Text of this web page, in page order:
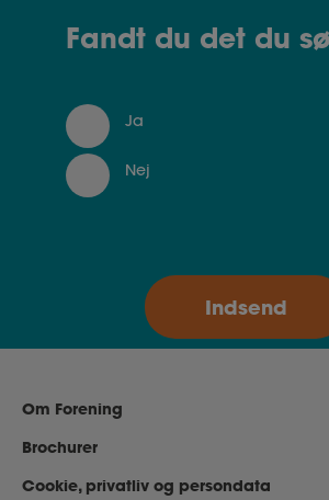
Fandt du det du
Ja
Nej
Om Forening
Brochurer
Cookie, privatliv og persondata